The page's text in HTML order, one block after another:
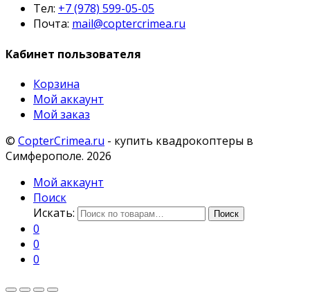
Тел: +7 (978) 599-05-05
Почта: mail@coptercrimea.ru
Кабинет пользователя
Корзина
Мой аккаунт
Мой заказ
© CopterCrimea.ru - купить квадрокоптеры в
Симферополе. 2026
Мой аккаунт
Поиск
Искать:
Поиск
0
0
0